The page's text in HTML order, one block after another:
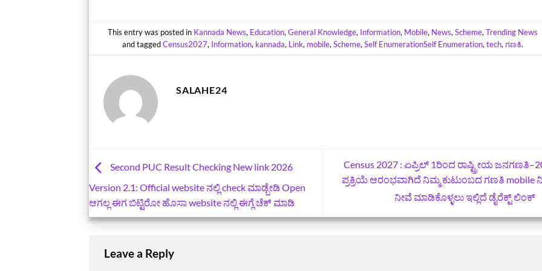
This entry was posted in Kannada News, Education, General Knowledge, Information, Mobile, News, Scheme, Trending News
and taggedCensus2027, Information, kannada, Link, mobile, Scheme, Self EnumerationSelf Enumeration, tech, ಗಣತಿ.
SALAHE24
Second PUC Result Checking New link 2026
Version 2.1: Official website ನಲ್ಲಿ check ಮಾಡ್ಬೇಡಿ Open
ಆಗಲ್ಲ ಈಗ ಬಿಟ್ಟಿರೋ ಹೊಸಾ website ನಲ್ಲಿ ಈಗ್ಲೆ ಚೆಕ್‌ ಮಾಡಿ
Census 2027 : ಏಪ್ರಿಲ್‌ 1ರಿಂದ ರಾಷ್ಟ್ರೀಯ
ಪ್ರಕ್ರಿಯೆ ಆರಂಭವಾಗಿದೆ ನಿಮ್ಮ ಕುಟುಂಬದ ಗಣತಿ mobile
ನೀವೆ ಮಾಡಿಕೊಳ್ಳಲು ಇಲ್ಲಿದೆ ಡೈರೆಕ್ಟ್‌ ಲಿಂಕ್
Leave a Reply